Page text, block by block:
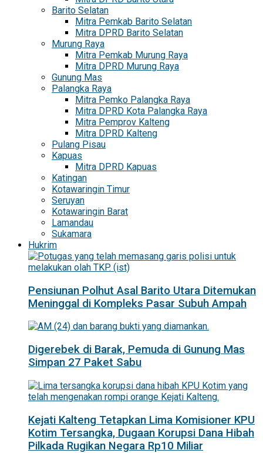
Barito Selatan
Mitra Pemkab Barito Selatan
Mitra DPRD Barito Selatan
Murung Raya
Mitra Pemkab Murung Raya
Mitra DPRD Murung Raya
Gunung Mas
Palangka Raya
Mitra Pemko Palangka Raya
Mitra DPRD Kota Palangka Raya
Mitra Pemprov Kalteng
Mitra DPRD Kalteng
Pulang Pisau
Kapuas
Mitra DPRD Kapuas
Katingan
Kotawaringin Timur
Seruyan
Kotawaringin Barat
Lamandau
Sukamara
Hukrim
Pensiunan Polhut Asal Barito Utara Ditemukan
Meninggal di Kompleks Pasar Subuh Ampah
Digerebek di Barak, Pemuda di Gunung Mas
Simpan 27 Paket Sabu
Kejati Kalteng Tetapkan Lima Komisioner KPU
Kotim Tersangka, Dugaan Korupsi Dana Hibah
Pilkada Rugikan Negara Rp10 Miliar